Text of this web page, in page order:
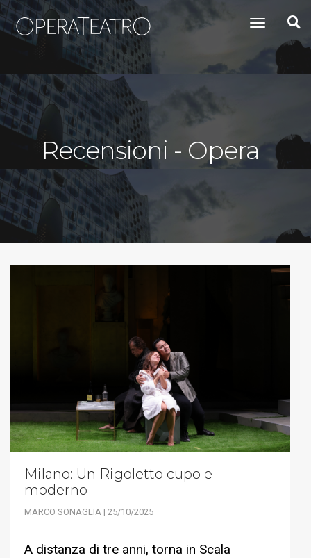
toggle
Recensioni - Opera
Milano: Un Rigoletto cupo e
moderno
MARCO SONAGLIA | 25/10/2025
A distanza di tre anni, torna in Scala